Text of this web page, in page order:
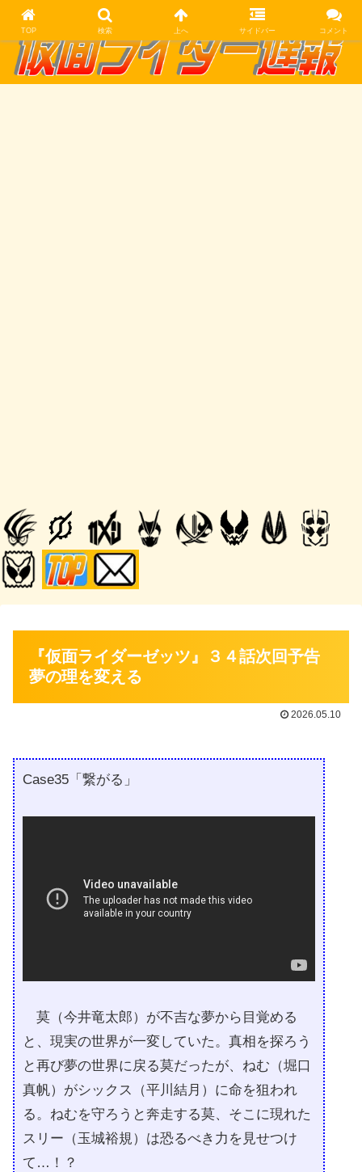
『仮面ライダーゼッツ』３４話次回予告
夢の理を変える
2026.05.10
Case35「繋がる」
莫（今井竜太郎）が不吉な夢から目覚める
と、現実の世界が一変していた。真相を探ろう
と再び夢の世界に戻る莫だったが、ねむ（堀口
真帆）がシックス（平川結月）に命を狙われ
る。ねむを守ろうと奔走する莫、そこに現れた
スリー（玉城裕規）は恐るべき力を見せつけ
て…！？
TOP 検索 上へ サイドバー コメント